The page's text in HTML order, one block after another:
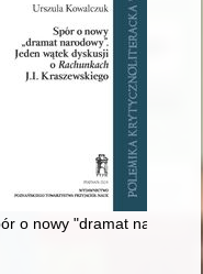
Polski
o nowy "dramat